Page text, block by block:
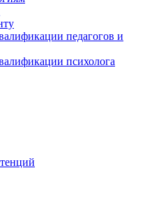
педагогов и
психолога